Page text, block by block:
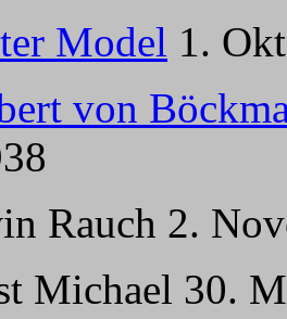
Model 1.
von
Rauch 2.
Michael 30.